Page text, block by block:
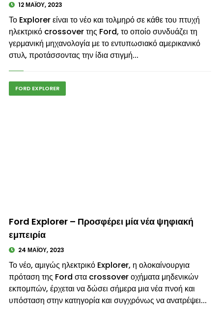
12 ΜΑΪ́ΟΥ, 2023
Το Explorer είναι το νέο και τολμηρό σε κάθε του πτυχή
ηλεκτρικό crossover της Ford, το οποίο συνδυάζει τη
γερμανική μηχανολογία με το εντυπωσιακό αμερικανικό
στυλ, προτάσσοντας την ίδια στιγμή...
FORD EXPLORER
© enkinisi.gr
Ford Explorer – Προσφέρει μία νέα ψηφιακή
εμπειρία
24 ΜΑΪ́ΟΥ, 2023
Το νέο, αμιγώς ηλεκτρικό Explorer, η ολοκαίνουργια
πρόταση της Ford στα crossover οχήματα μηδενικών
εκπομπών, έρχεται να δώσει σήμερα μια νέα πνοή και
υπόσταση στην κατηγορία και συγχρόνως να ανατρέψει...